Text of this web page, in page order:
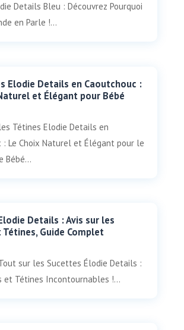
Details Bleu : Découvrez Pourquoi
en Parle !...
Elodie Details en Caoutchouc :
et Élégant pour Bébé
Tétines Elodie Details en
: Le Choix Naturel et Élégant pour le
Bébé...
Details : Avis sur les
Guide Complet
sur les Sucettes Élodie Details :
et Tétines Incontournables !...